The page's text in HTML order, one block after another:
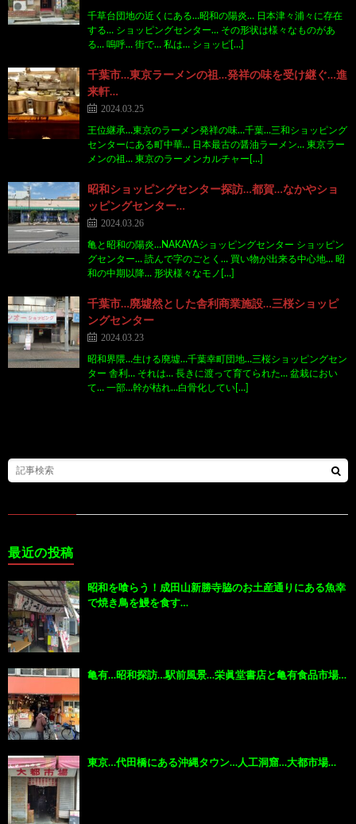
千草台団地の近くにある…昭和の陽炎… 日本津々浦々に存在
する… ショッピングセンター… その形状は様々なものがあ
る… 嗚呼… 街で… 私は… ショッピ[…]
千葉市…東京ラーメンの祖…発祥の味を受け継ぐ…進
来軒…
2024.03.25
王位継承…東京のラーメン発祥の味…千葉…三和ショッピング
センターにある町中華… 日本最古の醤油ラーメン… 東京ラー
メンの祖… 東京のラーメンカルチャー[…]
昭和ショッピングセンター探訪…都賀…なかやショ
ッピングセンター…
2024.03.26
亀と昭和の陽炎…NAKAYAショッピングセンター ショッピン
グセンター… 読んで字のごとく… 買い物が出来る中心地… 昭
和の中期以降… 形状様々なモノ[…]
千葉市…廃墟然とした舎利商業施設…三桜ショッピ
ングセンター
2024.03.23
昭和界隈…生ける廃墟…千葉幸町団地…三桜ショッピングセン
ター 舎利… それは… 長きに渡って育てられた… 盆栽におい
て… 一部…幹が枯れ…白骨化してい[…]
最近の投稿
昭和を喰らう！成田山新勝寺脇のお土産通りにある魚幸
で焼き鳥を鰻を食す…
亀有…昭和探訪…駅前風景…栄眞堂書店と亀有食品市場…
東京…代田橋にある沖縄タウン…人工洞窟…大都市場…